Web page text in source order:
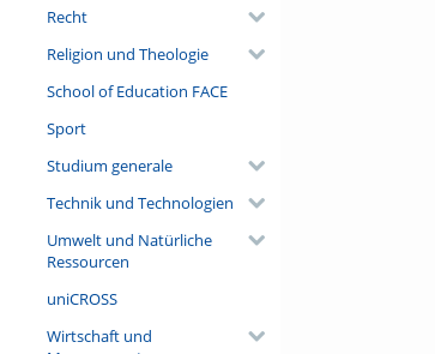
Recht
Religion und Theologie
School of Education FACE
Sport
Studium generale
Technik und Technologien
Umwelt und Natürliche
Ressourcen
uniCROSS
Wirtschaft und